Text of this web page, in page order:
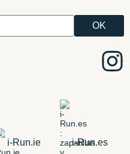
i-Run.ie i-Run.es